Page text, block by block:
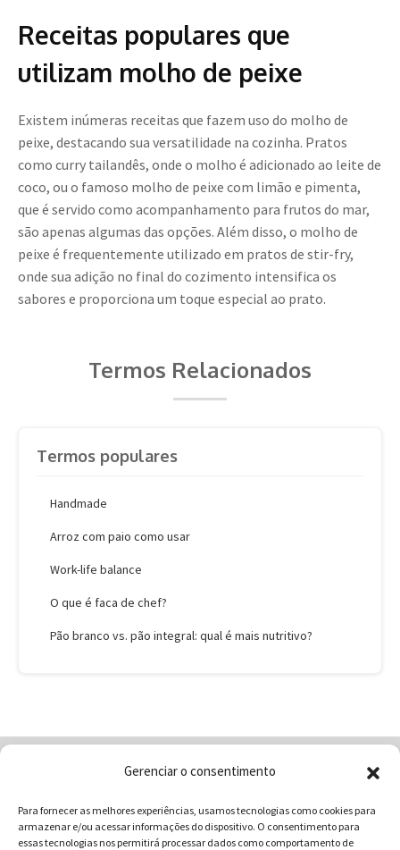
Gerenciar o consentimento
Para fornecer as melhores experiências, usamos tecnologias como cookies para
armazenar e/ou acessar informações do dispositivo. O consentimento para
essas tecnologias nos permitirá processar dados como comportamento de
Receitas populares que
utilizam molho de peixe
Existem inúmeras receitas que fazem uso do molho de
peixe, destacando sua versatilidade na cozinha. Pratos
como curry tailandês, onde o molho é adicionado ao leite de
coco, ou o famoso molho de peixe com limão e pimenta,
que é servido como acompanhamento para frutos do mar,
são apenas algumas das opções. Além disso, o molho de
peixe é frequentemente utilizado em pratos de stir-fry,
onde sua adição no final do cozimento intensifica os
sabores e proporciona um toque especial ao prato.
Termos Relacionados
Termos populares
Handmade
Arroz com paio como usar
Work-life balance
O que é faca de chef?
Pão branco vs. pão integral: qual é mais nutritivo?
Contatos
Receitas
Blog
Vocabulário da Gastronomia